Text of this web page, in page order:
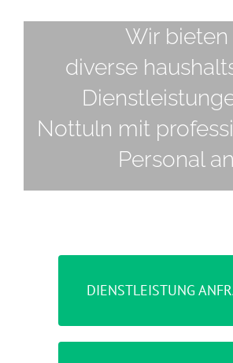
Wir bieten
diverse
Nottuln mit
Personal an
DIENSTLEISTUNG